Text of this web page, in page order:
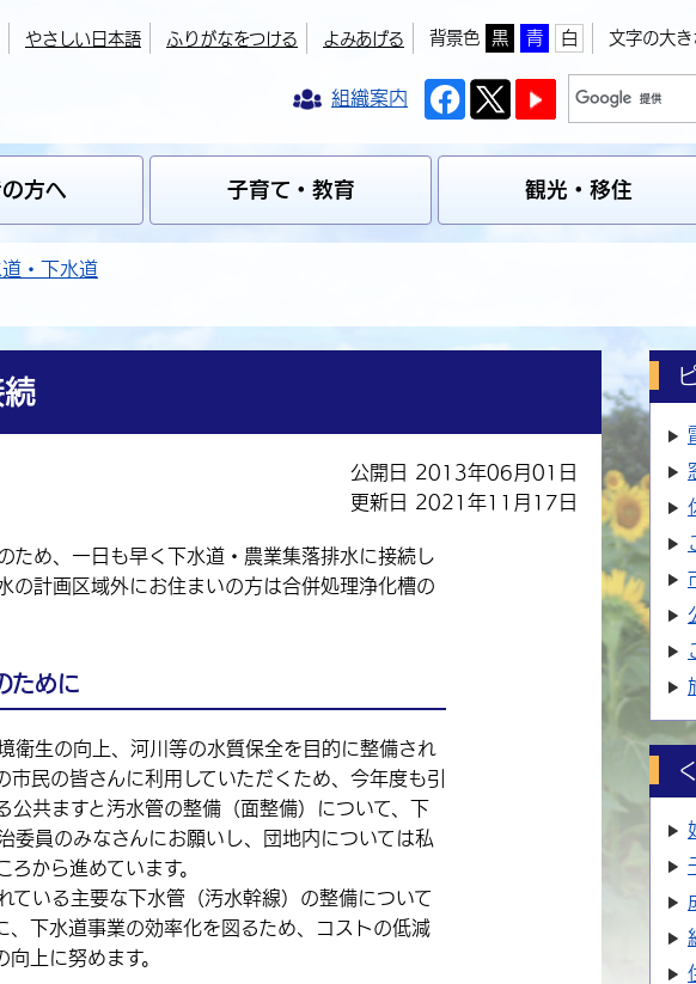
やさしい日本語 ふりがなをつける よみあげる 背景色 黒 青 白 文字の大き
組織案内
方へ 子育て・教育 観光・移住
道・下水道
公開日 2013年06月01日
更新日 2021年11月17日
め、一日も早く下水道・農業集落排水に接続し
の計画区域外にお住まいの方は合併処理浄化槽の
ために
生の向上、河川等の水質保全を目的に整備され
市民の皆さんに利用していただくため、今年度も引
公共ますと汚水管の整備（面整備）について、下
委員のみなさんにお願いし、団地内については私
から進めています。
いる主要な下水管（汚水幹線）の整備について
、下水道事業の効率化を図るため、コストの低減
上に努めます。